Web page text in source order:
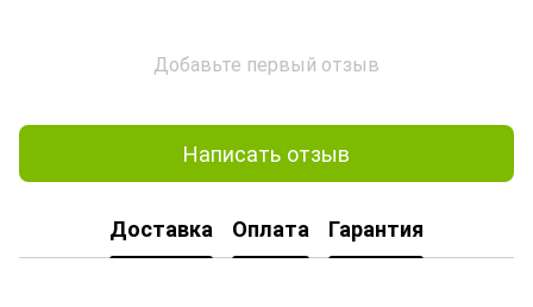
Добавьте первый отзыв
Написать отзыв
Доставка Оплата Гарантия